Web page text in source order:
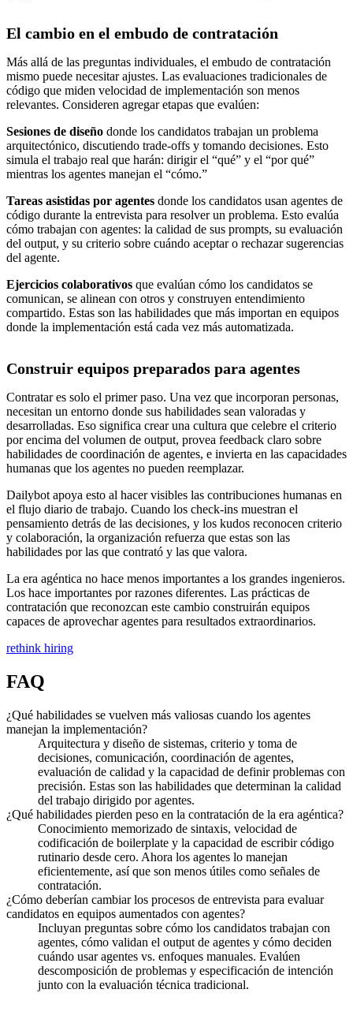
El cambio en el embudo de contratación
Más allá de las preguntas individuales, el embudo de contratación
mismo puede necesitar ajustes. Las evaluaciones tradicionales de
código que miden velocidad de implementación son menos
relevantes. Consideren agregar etapas que evalúen:
Sesiones de diseño donde los candidatos trabajan un problema
arquitectónico, discutiendo trade-offs y tomando decisiones. Esto
simula el trabajo real que harán: dirigir el “qué” y el “por qué”
mientras los agentes manejan el “cómo.”
Tareas asistidas por agentes donde los candidatos usan agentes de
código durante la entrevista para resolver un problema. Esto evalúa
cómo trabajan con agentes: la calidad de sus prompts, su evaluación
del output, y su criterio sobre cuándo aceptar o rechazar sugerencias
del agente.
Ejercicios colaborativos que evalúan cómo los candidatos se
comunican, se alinean con otros y construyen entendimiento
compartido. Estas son las habilidades que más importan en equipos
donde la implementación está cada vez más automatizada.
Construir equipos preparados para agentes
Contratar es solo el primer paso. Una vez que incorporan personas,
necesitan un entorno donde sus habilidades sean valoradas y
desarrolladas. Eso significa crear una cultura que celebre el criterio
por encima del volumen de output, provea feedback claro sobre
habilidades de coordinación de agentes, e invierta en las capacidades
humanas que los agentes no pueden reemplazar.
Dailybot apoya esto al hacer visibles las contribuciones humanas en
el flujo diario de trabajo. Cuando los check-ins muestran el
pensamiento detrás de las decisiones, y los kudos reconocen criterio
y colaboración, la organización refuerza que estas son las
habilidades por las que contrató y las que valora.
La era agéntica no hace menos importantes a los grandes ingenieros.
Los hace importantes por razones diferentes. Las prácticas de
contratación que reconozcan este cambio construirán equipos
capaces de aprovechar agentes para resultados extraordinarios.
rethink hiring
FAQ
¿Qué habilidades se vuelven más valiosas cuando los agentes
manejan la implementación?
Arquitectura y diseño de sistemas, criterio y toma de
decisiones, comunicación, coordinación de agentes,
evaluación de calidad y la capacidad de definir problemas con
precisión. Estas son las habilidades que determinan la calidad
del trabajo dirigido por agentes.
¿Qué habilidades pierden peso en la contratación de la era agéntica?
Conocimiento memorizado de sintaxis, velocidad de
codificación de boilerplate y la capacidad de escribir código
rutinario desde cero. Ahora los agentes lo manejan
eficientemente, así que son menos útiles como señales de
contratación.
¿Cómo deberían cambiar los procesos de entrevista para evaluar
candidatos en equipos aumentados con agentes?
Incluyan preguntas sobre cómo los candidatos trabajan con
agentes, cómo validan el output de agentes y cómo deciden
cuándo usar agentes vs. enfoques manuales. Evalúen
descomposición de problemas y especificación de intención
junto con la evaluación técnica tradicional.